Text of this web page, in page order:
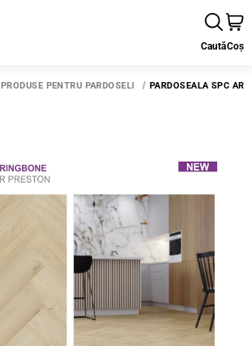
CautăCoș
PRODUSE PENTRU PARDOSELI PARDOSEALA SPC